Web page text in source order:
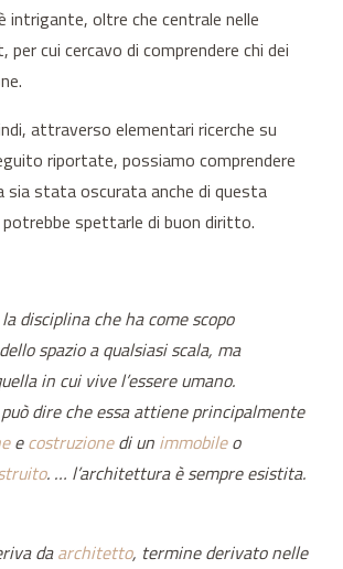
oltre che centrale nelle
cui cercavo di comprendere chi dei
attraverso elementari ricerche su
riportate, possiamo comprendere
sia stata oscurata anche di questa
spettarle di buon diritto.
disciplina che ha come scopo
spazio a qualsiasi scala, ma
in cui vive l’essere umano.
dire che essa attiene principalmente
ecostruzionedi un immobileo
. … l’architettura è sempre esistita.
daarchitetto, termine derivato nelle